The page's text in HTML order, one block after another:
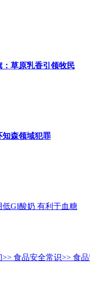
草原乳香引领牧民
知森领域犯罪
GI酸奶 有利于血糖
>> 食品安全常识>> 食